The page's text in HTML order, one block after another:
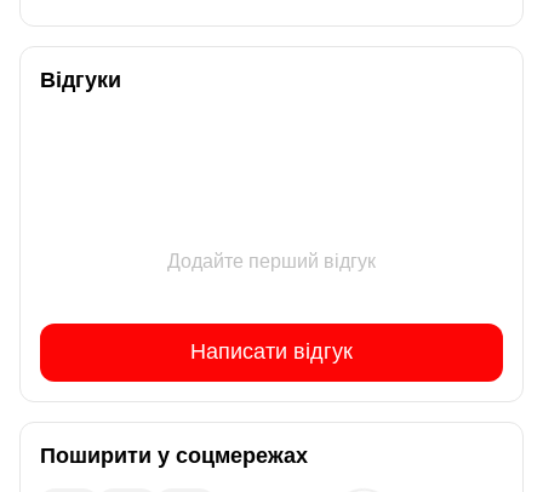
Відгуки
Додайте перший відгук
Написати відгук
Поширити у соцмережах